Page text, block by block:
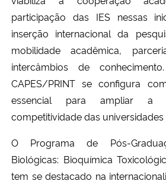
Ministério da Saúde
Ministério de Minas e Energia
Ministério da Ciência, Tecnologia, Inovações e
Ministério do Turismo
participação das IES nessas
inserção internacional da
mobilidade acadêmica,
intercâmbios de
CAPES/PRINT se configura
essencial para ampliar a
competitividade das universidades
O Programa de Pós-
Biológicas: Bioquímica
tem se destacado na